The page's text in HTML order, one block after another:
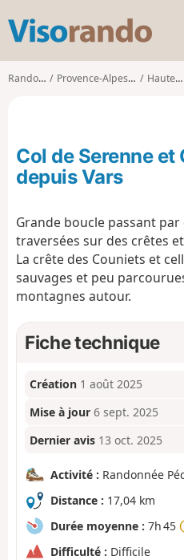
s
o
o
Randonnées Provence-Alpes-Côte d'Azur Hautes-Alpes
Col de Serenne et
depuis Vars
Grande boucle passant
traversées sur des crêtes
La crête des Couniets et
sauvages et peu
montagnes autour.
Fiche technique
Création 1 août 2025
Mise à jour 6 sept. 2025
Dernier avis 13 oct. 2025
Activité : Randonnée
Distance : 17,04 km
Durée moyenne : 7h 45
Difficulté : Difficile